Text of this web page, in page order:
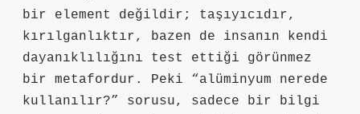
bir element değildir; taşıyıcıdır,
kırılganlıktır, bazen de insanın kendi
dayanıklılığını test ettiği görünmez
bir metafordur. Peki “alüminyum nerede
kullanılır?” sorusu, sadece bir bilgi